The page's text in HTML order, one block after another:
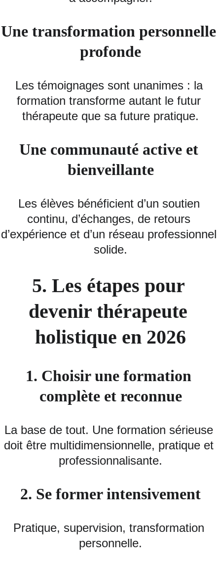
Une transformation personnelle
profonde
Les témoignages sont unanimes : la
formation transforme autant le futur
thérapeute que sa future pratique.
Une communauté active et
bienveillante
Les élèves bénéficient d’un soutien
continu, d’échanges, de retours
d’expérience et d’un réseau professionnel
solide.
5. Les étapes pour
devenir thérapeute
holistique en 2026
1. Choisir une formation
complète et reconnue
La base de tout. Une formation sérieuse
doit être multidimensionnelle, pratique et
professionnalisante.
2. Se former intensivement
Pratique, supervision, transformation
personnelle.